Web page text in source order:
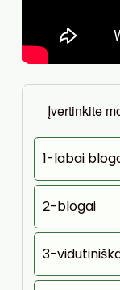
Įvertinkite
1-labai
2-blogai
3-